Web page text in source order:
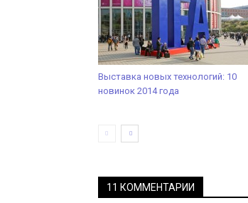
Выставка новых технологий: 10
новинок 2014 года
11 КОММЕНТАРИИ